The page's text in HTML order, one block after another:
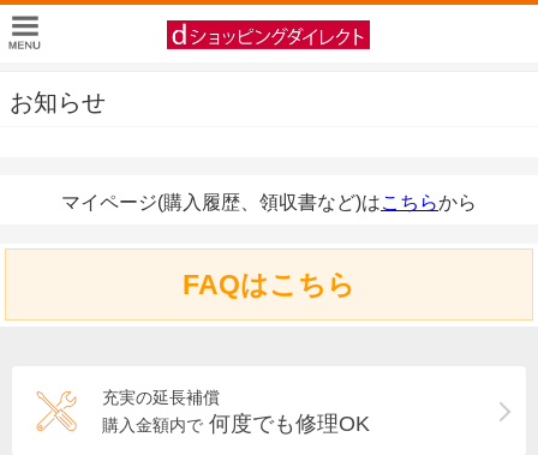
お知らせ
マイページ(購入履歴、領収書など)はこちらから
FAQはこちら
充実の延長補償
購入金額内で 何度でも修理OK